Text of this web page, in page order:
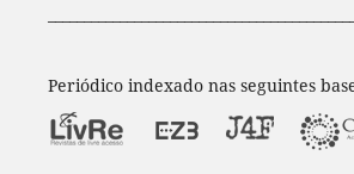
Periódico indexado nas seguintes